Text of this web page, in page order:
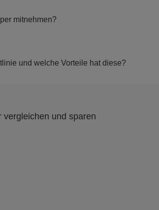
mitnehmen?
und welche Vorteile hat diese?
vergleichen und sparen